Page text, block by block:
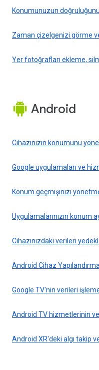
Konumunuzun
Zaman çizelgenizi görme
Yer fotoğrafları ekleme,
Android
Cihazınızın konumunu
Google uygulamaları ve
Konum geçmişinizi
Uygulamalarınızın konum
Cihazınızdaki verileri
Android Cihaz
Google TV'nin verileri
Android TV hizmetlerinin
Android XR'deki algı takip